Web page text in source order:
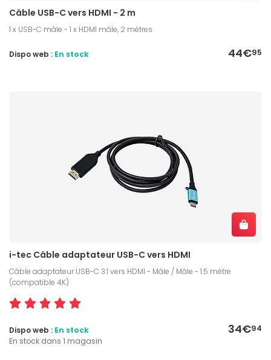
Câble USB-C vers HDMI - 2 m
1 x USB-C mâle - 1 x HDMI mâle, 2 mètres
44€95
Dispo web : En stock
i-tec Câble adaptateur USB-C vers HDMI
Câble adaptateur USB-C 3.1 vers HDMI - Mâle / Mâle - 1.5 mètre
(compatible 4K)
34€94
Dispo web : En stock
En stock dans 1 magasin